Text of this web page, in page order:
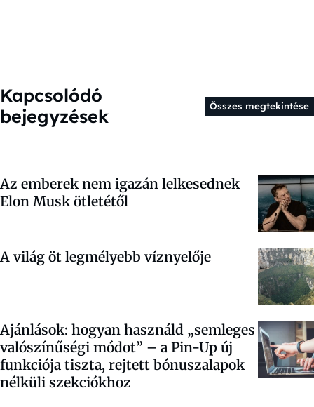
Kapcsolódó
bejegyzések
Összes megtekintése
Az emberek nem igazán lelkesednek
Elon Musk ötletétől
A világ öt legmélyebb víznyelője
Ajánlások: hogyan használd „semleges
valószínűségi módot” – a Pin-Up új
funkciója tiszta, rejtett bónuszalapok
nélküli szekciókhoz